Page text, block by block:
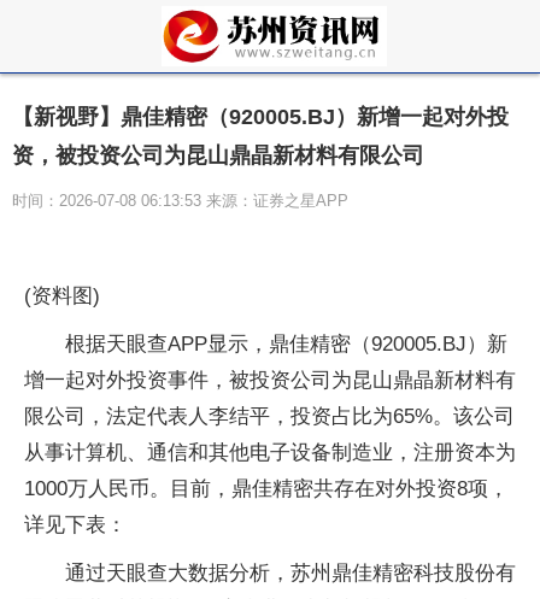
【新视野】鼎佳精密（920005.BJ）新增一起对外投
资，被投资公司为昆山鼎晶新材料有限公司
时间：2026-07-08 06:13:53 来源：证券之星APP
(资料图)
根据天眼查APP显示，鼎佳精密（920005.BJ）新
增一起对外投资事件，被投资公司为昆山鼎晶新材料有
限公司，法定代表人李结平，投资占比为65%。该公司
从事计算机、通信和其他电子设备制造业，注册资本为
1000万人民币。目前，鼎佳精密共存在对外投资8项，
详见下表：
通过天眼查大数据分析，苏州鼎佳精密科技股份有